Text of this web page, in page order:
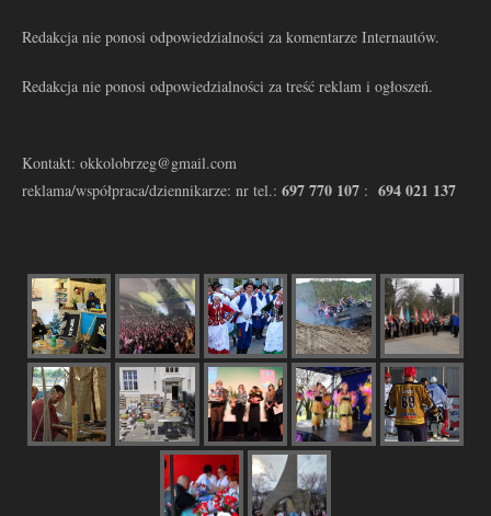
Redakcja nie ponosi odpowiedzialności za komentarze Internautów.
Redakcja nie ponosi odpowiedzialności za treść reklam i ogłoszeń.
Kontakt: okkolobrzeg@gmail.com
reklama/współpraca/dziennikarze: nr tel.: 697 770 107 : 694 021 137